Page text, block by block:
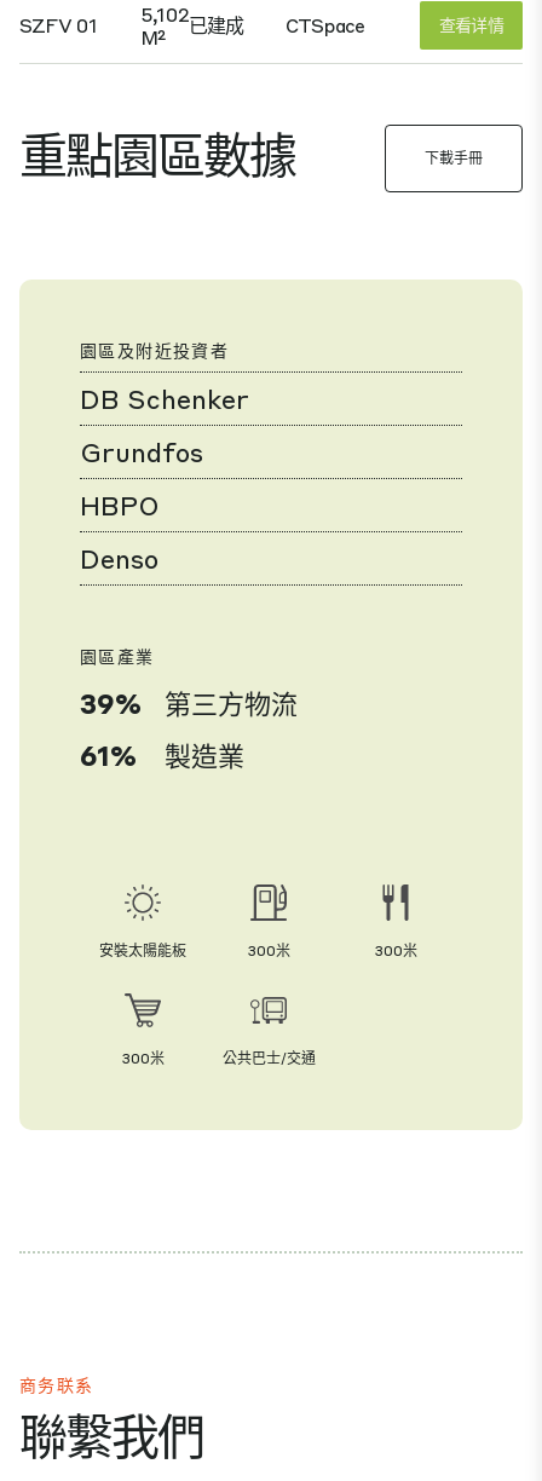
SZFV 01
5,102
M²
已建成 CTSpace 查看详情
重點園區數據 下載手冊
園區及附近投資者
DB Schenker
Grundfos
HBPO
Denso
園區產業
39%
第三方物流
61%
製造業
安裝太陽能板 300米 300米
300米 公共巴士/交通
商务联系
聯繫我們